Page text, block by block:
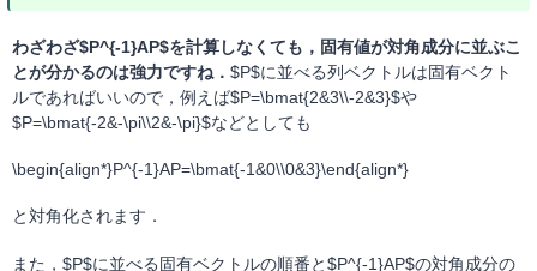
わざわざ$P^{-1}AP$を計算しなくても，固有値が対角成分に並ぶこ
とが分かるのは強力ですね． $P$に並べる列ベクトルは固有ベクト
ルであればいいので，例えば$P=\bmat{2&3\\-2&3}$や
$P=\bmat{-2&-\pi\\2&-\pi}$などとしても
\begin{align*}P^{-1}AP=\bmat{-1&0\\0&3}\end{align*}
と対角化されます．
また，$P$に並べる固有ベクトルの順番と$P^{-1}AP$の対角成分の